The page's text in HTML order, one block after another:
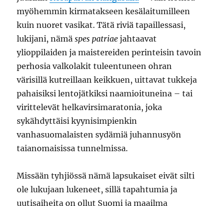
myöhemmin kirmatakseen kesälaitumilleen
kuin nuoret vasikat. Tätä riviä tapaillessasi,
lukijani, nämäspes patriae jahtaavat
ylioppilaiden ja maistereiden perinteisin tavoin
perhosia valkolakit tuleentuneen ohran
värisillä kutreillaan keikkuen, uittavat tukkeja
pahaisiksi lentojätkiksi naamioituneina – tai
virittelevät helkavirsimaratonia, joka
sykähdyttäisi kyynisimpienkin
vanhasuomalaisten sydämiä juhannusyön
taianomaisissa tunnelmissa.
Missään tyhjiössä nämä lapsukaiset eivät silti
ole lukujaan lukeneet, sillä tapahtumia ja
uutisaiheita on ollut Suomi ja maailma